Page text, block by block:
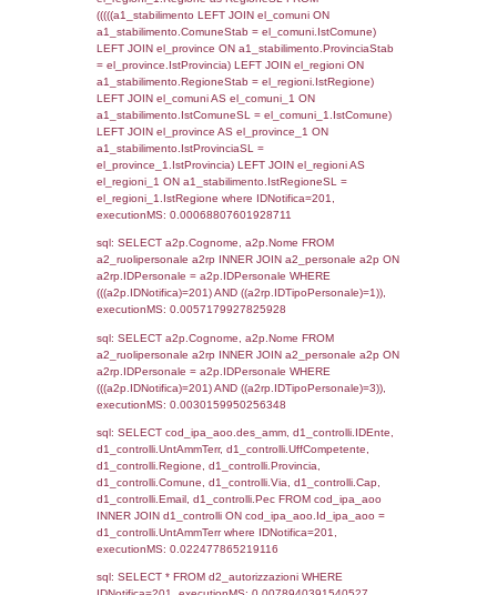
Indietro
Debug
sql: SELECT COUNT(*) FROM `userlevels`
`userlevelid` = -2, executionMS:
sql: SELECT `userlevelid`, `userlevelname`
sql: SELECT COUNT(*) FROM
WHERE `userlevelid` = -2, executionMS:
sql: SELECT `tablename`, `userlevelid`,
`userlevelpermissions` WHERE `userlevelid`
sql: SELECT a1.RagioneSociale,
localita, el_prov.citta AS provincia,
DATE(n.DataInvioNotifica) as
n.FileNotificaZip, n.DataFileNotificaZip
LEFT JOIN infostabilimento i ON